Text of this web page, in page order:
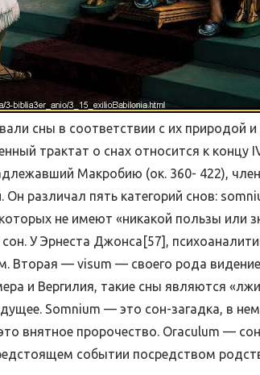
сны в соответствии с их природой
трактат о снах относится к концу
Макробию (ок. 360- 422),
различал пять категорий снов:
не имеют «никакой пользы или
У Эрнеста Джонса[57],
Вторая — visum — своего рода
и Вергилия, такие сны являются
Somnium — это сон-загадка, в
внятное пророчество. Oraculum —
событии посредством